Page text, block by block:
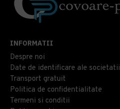
INFORMATII
Despre noi
Date de identificare ale societatii
Transport gratuit
Politica de confidentialitate
Termeni si conditii